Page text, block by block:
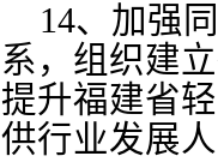
14、加强
系，组织建
提升福建省
供行业发展